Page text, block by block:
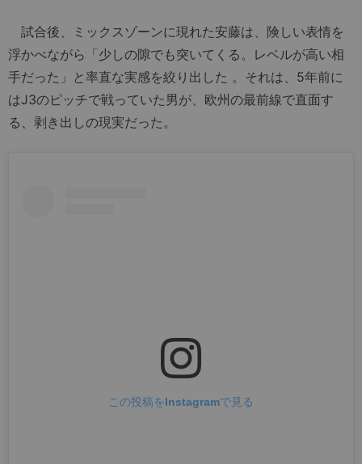
試合後、ミックスゾーンに現れた安藤は、険しい表情を
浮かべながら「少しの隙でも突いてくる。レベルが高い相
手だった」と率直な実感を絞り出した 。それは、5年前に
はJ3のピッチで戦っていた男が、欧州の最前線で直面す
る、剥き出しの現実だった。
この投稿をInstagramで見る